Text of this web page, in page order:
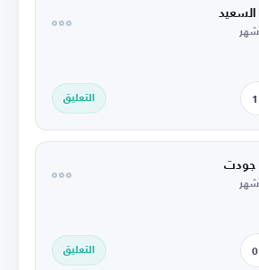
1 التعليق
جودت
0 التعليق